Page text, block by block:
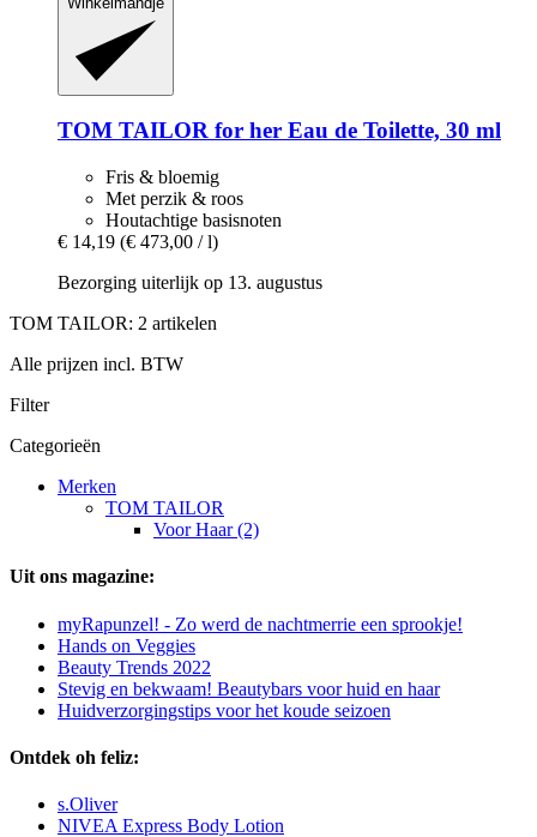
TOM TAILOR for her Eau de Toilette, 30 ml
Fris & bloemig
Met perzik & roos
Houtachtige basisnoten
€ 14,19 (€ 473,00 / l)
Bezorging uiterlijk op 13. augustus
TOM TAILOR: 2 artikelen
Alle prijzen incl. BTW
Filter
Categorieën
Merken
TOM TAILOR
Voor Haar (2)
Uit ons magazine:
myRapunzel! - Zo werd de nachtmerrie een sprookje!
Hands on Veggies
Beauty Trends 2022
Stevig en bekwaam! Beautybars voor huid en haar
Huidverzorgingstips voor het koude seizoen
Ontdek oh feliz:
s.Oliver
NIVEA Express Body Lotion